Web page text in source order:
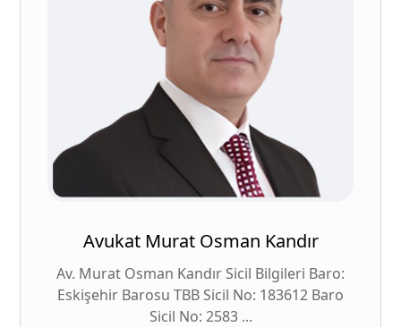
Avukat Murat Osman Kandır
Av. Murat Osman Kandır Sicil Bilgileri Baro:
Eskişehir Barosu TBB Sicil No: 183612 Baro
Sicil No: 2583 ...